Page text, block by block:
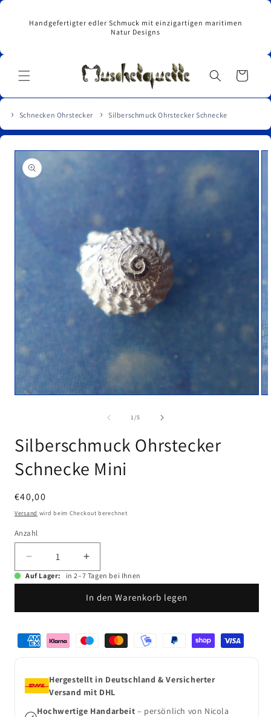
Inhalt
Handgefertigter edler Schmuck mit einzigartigen maritimen
Natur Designs
Warenkorb
Schnecken Ohrstecker Silberschmuck Ohrstecker Schnecke
Medien
1/von
5
Silberschmuck Ohrstecker
Schnecke Mini
Normaler
Preis
€40,00
Versand wird beim Checkout berechnet
Anzahl
Anzahl
Verringere
die
Menge
Silberschmuck
Schnecke
Mini
Erhöhe
die
Menge
für
Silberschmuck
Schnecke
Mini
Auf Lager: in 2–7 Tagen bei Ihnen
In den Warenkorb legen
Zahlungsmethoden
Hergestellt in Deutschland & Versicherter
Versand mit DHL
Hochwertige Handarbeit – persönlich von Nicola